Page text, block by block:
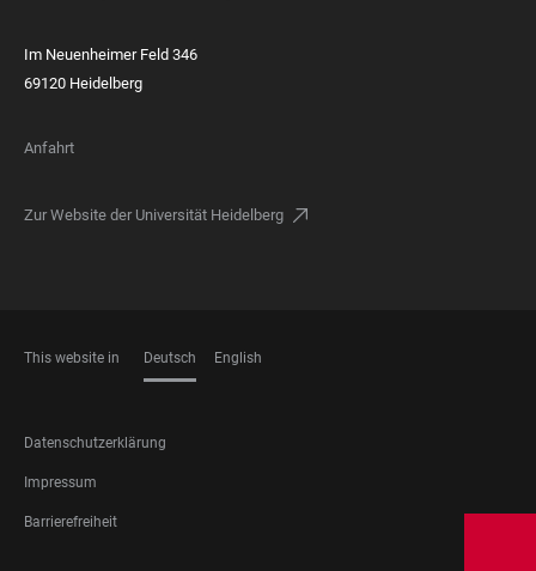
Im Neuenheimer Feld 346
69120 Heidelberg
Anfahrt
Zur Website der Universität Heidelberg
This website in Deutsch English
FOOTER
LEGAL
Datenschutzerklärung
Impressum
Barrierefreiheit